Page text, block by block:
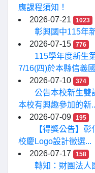
應課程須知！
2026-07-21
1023
彰興國中115年
2026-07-15
776
115學年度新生
7/16(四)於本縣信義
2026-07-10
374
公告本校新生雙
本校有興趣參加的新
2026-07-09
195
【得獎公告】
校慶Logo設計徵選...
2026-07-17
158
轉知：財團法人